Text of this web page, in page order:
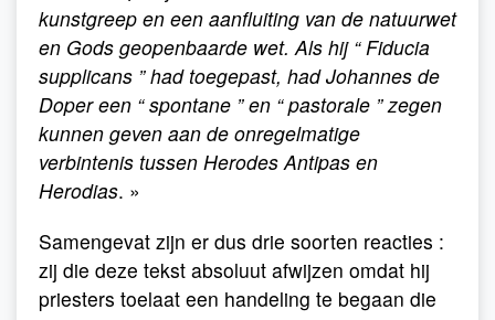
kunstgreep en een aanfluiting van de natuurwet
en Gods geopenbaarde wet. Als hij “ Fiducia
supplicans ” had toegepast, had Johannes de
Doper een “ spontane ” en “ pastorale ” zegen
kunnen geven aan de onregelmatige
verbintenis tussen Herodes Antipas en
Herodias. »
Samengevat zijn er dus drie soorten reacties :
zij die deze tekst absoluut afwijzen omdat hij
priesters toelaat een handeling te begaan die